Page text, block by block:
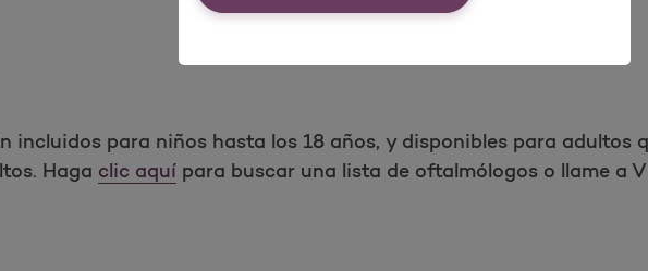
incluidos para niños hasta los 18 años, y disponibles para adultos
Haga clic aquípara buscar una lista de oftalmólogos o llame a